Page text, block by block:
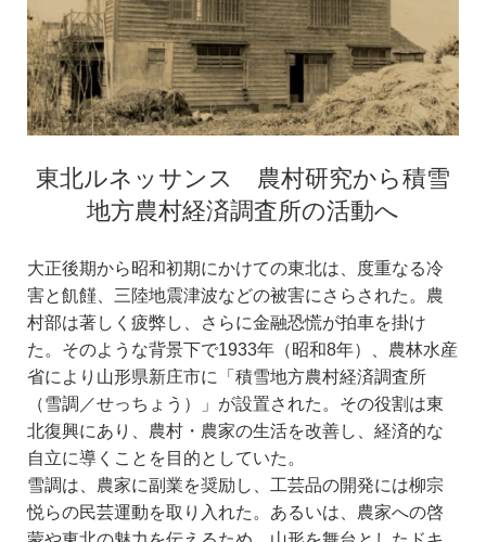
東北ルネッサンス 農村研究から積雪
地方農村経済調査所の活動へ
大正後期から昭和初期にかけての東北は、度重なる冷
害と飢饉、三陸地震津波などの被害にさらされた。農
村部は著しく疲弊し、さらに金融恐慌が拍車を掛け
た。そのような背景下で1933年（昭和8年）、農林水産
省により山形県新庄市に「積雪地方農村経済調査所
（雪調／せっちょう）」が設置された。その役割は東
北復興にあり、農村・農家の生活を改善し、経済的な
自立に導くことを目的としていた。
雪調は、農家に副業を奨励し、工芸品の開発には柳宗
悦らの民芸運動を取り入れた。あるいは、農家への啓